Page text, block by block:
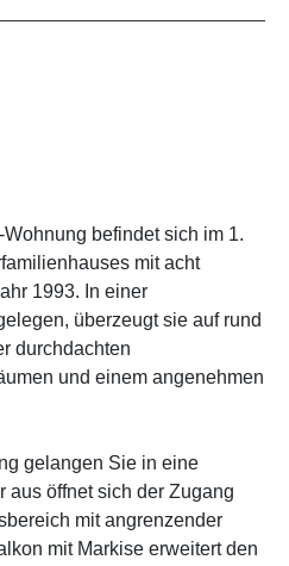
befindet sich im 1.
mit acht
1993. In einer
überzeugt sie auf rund
durchdachten
und einem angenehmen
gelangen Sie in eine
aus öffnet sich der Zugang
mit angrenzender
mit Markise erweitert den